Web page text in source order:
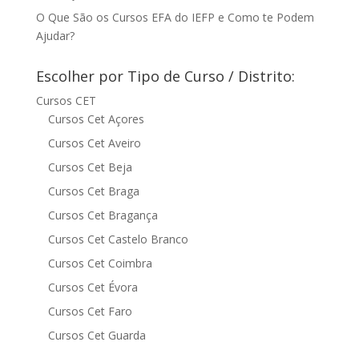
O Que São os Cursos EFA do IEFP e Como te Podem
Ajudar?
Escolher por Tipo de Curso / Distrito:
Cursos CET
Cursos Cet Açores
Cursos Cet Aveiro
Cursos Cet Beja
Cursos Cet Braga
Cursos Cet Bragança
Cursos Cet Castelo Branco
Cursos Cet Coimbra
Cursos Cet Évora
Cursos Cet Faro
Cursos Cet Guarda